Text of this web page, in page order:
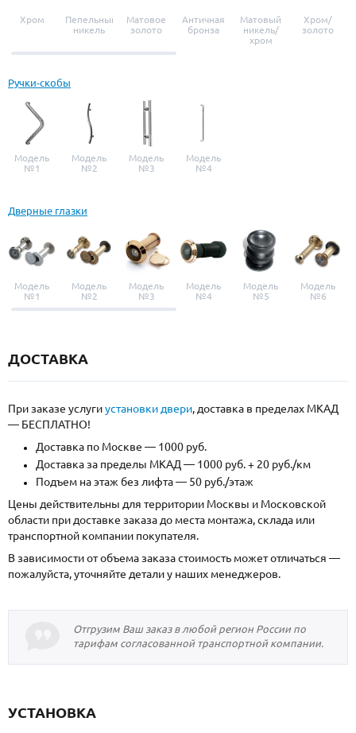
Хром
Пепельный
никель
Матовое
золото
Античная
бронза
Матовый
никель/
хром
Хром/
золото
Ручки-скобы
Модель
№1
Модель
№2
Модель
№3
Модель
№4
Дверные глазки
Модель
№1
Модель
№2
Модель
№3
Модель
№4
Модель
№5
Модель
№6
ДОСТАВКА
При заказе услугиустановки двери, доставка в пределах МКАД
— БЕСПЛАТНО!
Доставка по Москве — 1000 руб.
Доставка за пределы МКАД — 1000 руб. + 20 руб./км
Подъем на этаж без лифта — 50 руб./этаж
Цены действительны для территории Москвы и Московской
области при доставке заказа до места монтажа, склада или
транспортной компании покупателя.
В зависимости от объема заказа стоимость может отличаться —
пожалуйста, уточняйте детали у наших менеджеров.
Отгрузим Ваш заказ в любой регион России по
тарифам согласованной транспортной компании.
УСТАНОВКА